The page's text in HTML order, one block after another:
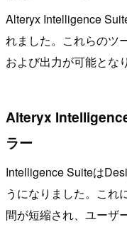
Alteryx Intelligence
れました。これらのツ
および出力が可能とな
Alteryx
ラー
Intelligence Suiteは
うになりました。これ
間が短縮され、ユーザ